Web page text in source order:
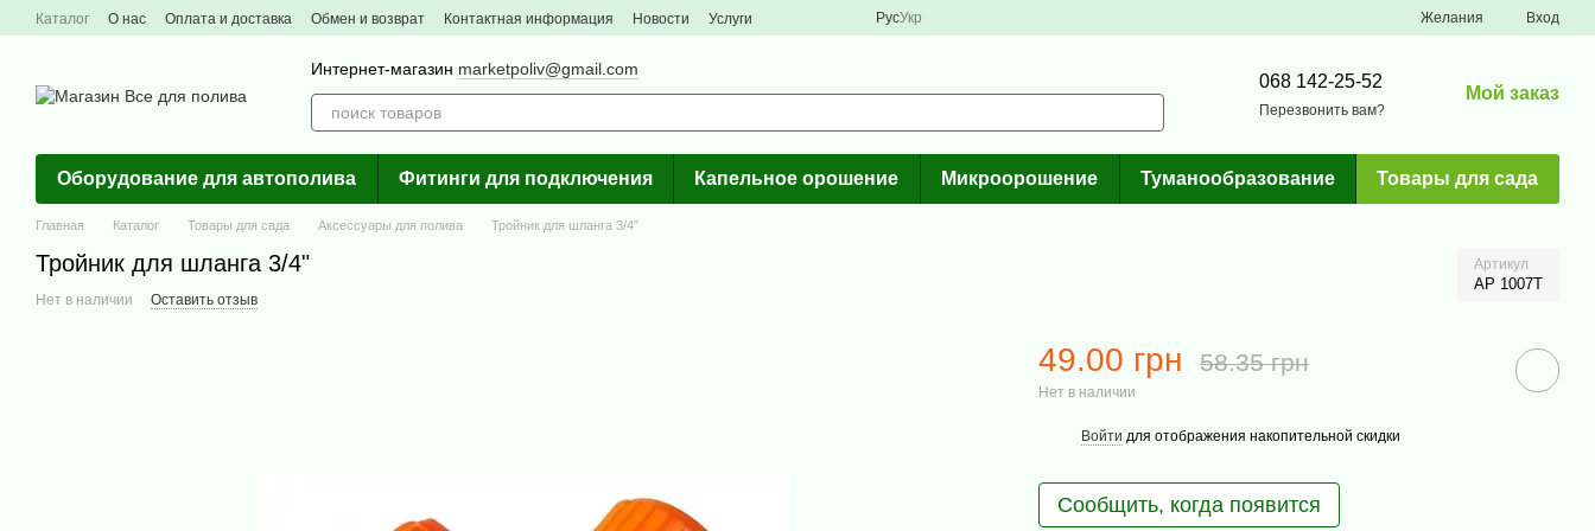
Перейти к основному контенту
Каталог О нас Оплата и доставка Обмен и возврат Контактная информация Новости Услуги РусУкр Желания Вход
Интернет-магазин marketpoliv@gmail.com
068 142-25-52
Перезвонить вам?
Мой заказ
Оборудование для автополива Фитинги для подключения Капельное орошение Микроорошение Туманообразование Товары для сада
Главная Каталог Товары для сада Аксессуары для полива Тройник для шланга 3/4"
Тройник для шланга 3/4" Артикул
AP 1007T
Нет в наличии Оставить отзыв
49.00 грн 58.35 грн
Нет в наличии
Войти для отображения накопительной скидки
Сообщить, когда появится